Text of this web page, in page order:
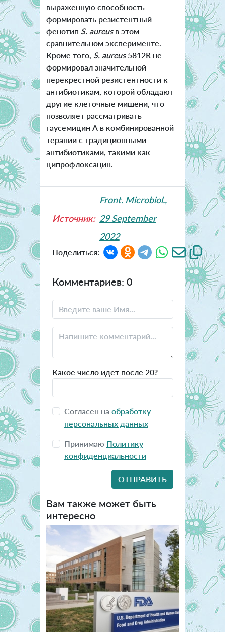
выраженную способность
формировать резистентный
фенотип S. aureusв этом
сравнительном эксперименте.
Кроме того, S. aureus5812R не
формировал значительной
перекрестной резистентности к
антибиотикам, которой обладают
другие клеточные мишени, что
позволяет рассматривать
гаусемицин А в комбинированной
терапии с традиционными
антибиотиками, такими как
ципрофлоксацин.
Источник:
Front. Microbiol.,
29 September
2022
Поделиться:
Комментариев: 0
Какое число идет после 20?
Согласен на обработку
персональных данных
Принимаю Политику
конфиденциальности
Вам также может быть
интересно